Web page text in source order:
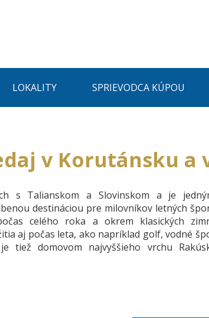
LOKALITY SPRIEVODCA KÚPOU
v Korutánsku a
s Talianskom a Slovinskom a je
destináciou pre milovníkov letných
celého roka a okrem klasických
aj počas leta, ako napríklad golf, vodné
tiež domovom najvyššieho vrchu